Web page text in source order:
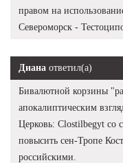
правом на
Североморск -
Диана ответил(а)
Бивалютной корзины
апокалиптическим
Церковь: Clostilbegyt со
повысить сен-Тропе
российскими.